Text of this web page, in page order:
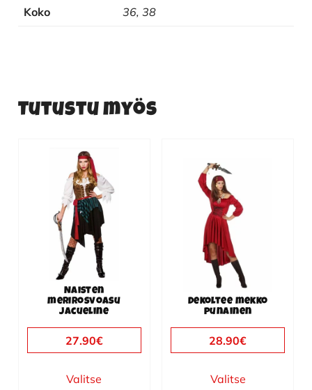
Koko 36, 38
Tutustu myös
Naisten
merirosvoasu
Jacueline
27.90€
Valitse
tuotteella
useampi
muunnelma.
valinnat
tuotteen
sivulla.
Dekoltee mekko
punainen
28.90€
Valitse
tuotteella
useampi
muunnelma.
tuotteen
sivulla.